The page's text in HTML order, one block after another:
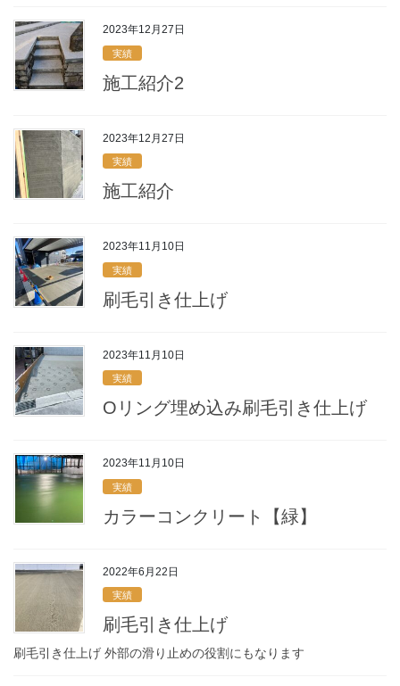
2023年12月27日
実績
施工紹介2
2023年12月27日
実績
施工紹介
2023年11月10日
実績
刷毛引き仕上げ
2023年11月10日
実績
Oリング埋め込み刷毛引き仕上げ
2023年11月10日
実績
カラーコンクリート【緑】
2022年6月22日
実績
刷毛引き仕上げ
刷毛引き仕上げ 外部の滑り止めの役割にもなります